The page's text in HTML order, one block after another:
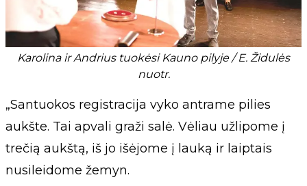
Karolina ir Andrius tuokėsi Kauno pilyje / E. Židulės
nuotr.
„Santuokos registracija vyko antrame pilies
aukšte. Tai apvali graži salė. Vėliau užlipome į
trečią aukštą, iš jo išėjome į lauką ir laiptais
nusileidome žemyn.